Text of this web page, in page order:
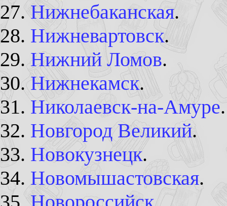
Нижнебаканская.
Нижневартовск.
Нижний Ломов.
Нижнекамск.
Николаевск-на-Амуре.
Новгород Великий.
Новокузнецк.
Новомышастовская.